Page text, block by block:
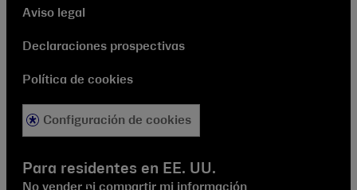
Aviso legal
Declaraciones prospectivas
Política de cookies
Configuración de cookies
Para residentes en EE. UU.
No vender ni compartir mi información